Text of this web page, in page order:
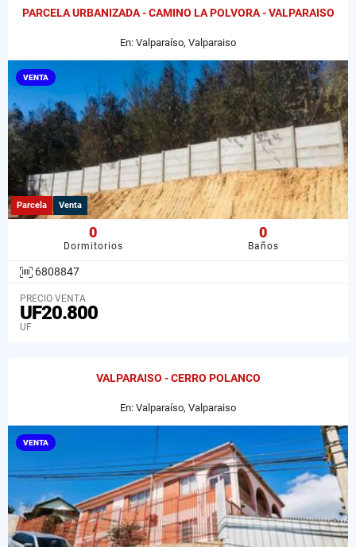
PARCELA URBANIZADA - CAMINO LA POLVORA - VALPARAISO
En: Valparaíso, Valparaiso
VENTA
Parcela Venta
0
Dormitorios
0
Baños
6808847
PRECIO VENTA
UF20.800
UF
VALPARAISO - CERRO POLANCO
En: Valparaíso, Valparaiso
VENTA